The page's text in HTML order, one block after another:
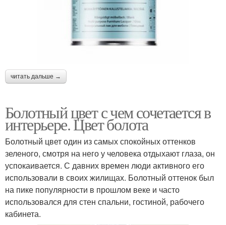
читать дальше →
Болотный цвет с чем сочетается в
интерьере. Цвет болота
Болотный цвет один из самых спокойных оттенков
зеленого, смотря на него у человека отдыхают глаза, он
успокаивается. С давних времен люди активного его
использовали в своих жилищах. Болотный оттенок был
на пике популярности в прошлом веке и часто
использовался для стен спальни, гостиной, рабочего
кабинета.